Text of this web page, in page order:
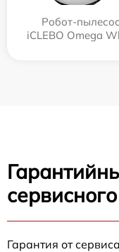
Робот-пылесос
iCLEBO Omega
Гарантия от